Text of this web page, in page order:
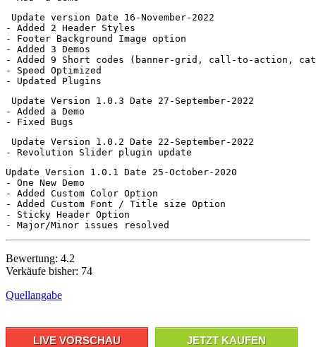
Update version Date 16-November-2022
- Added 2 Header Styles
- Footer Background Image option
- Added 3 Demos
- Added 9 Short codes (banner-grid, call-to-action,
- Speed Optimized
Update Version 1.0.3 Date 27-September-2022
- Added a Demo
Update Version 1.0.2 Date 22-September-2022
Update Version 1.0.1 Date 25-October-2020
- One New Demo
- Added Custom Color Option
- Added Custom Font / Title size Option
- Sticky Header Option
Bewertung: 4.2
Verkäufe bisher: 74
Quellangabe
LIVE VORSCHAU JETZT KAUFEN